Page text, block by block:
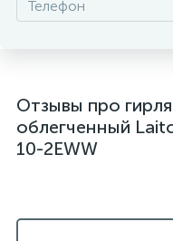
Отзывы про
облегченный
10-2EWW